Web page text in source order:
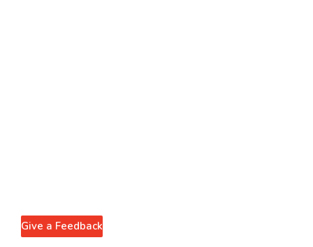
Give a Feedback